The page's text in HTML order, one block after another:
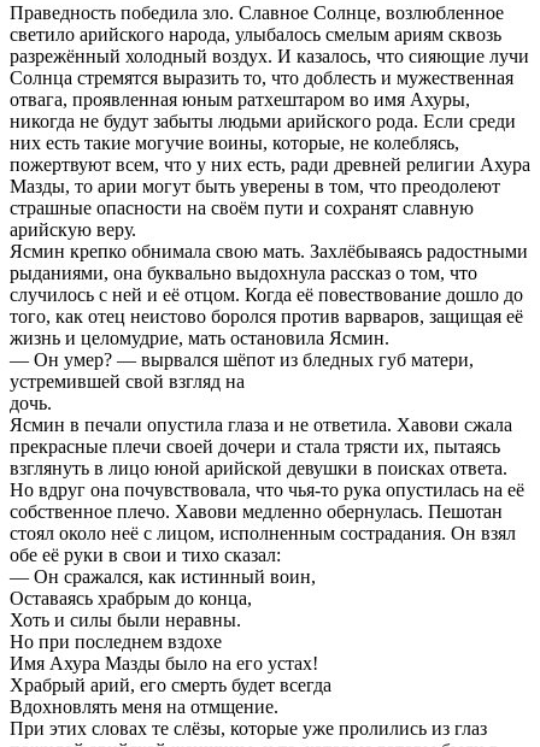
Праведность победила зло. Славное Солнце, возлюбленное
светило арийского народа, улыбалось смелым ариям сквозь
разрежённый холодный воздух. И казалось, что сияющие лучи
Солнца стремятся выразить то, что доблесть и мужественная
отвага, проявленная юным ратхештаром во имя Ахуры,
никогда не будут забыты людьми арийского рода. Если среди
них есть такие могучие воины, которые, не колеблясь,
пожертвуют всем, что у них есть, ради древней религии Ахура
Мазды, то арии могут быть уверены в том, что преодолеют
страшные опасности на своём пути и сохранят славную
арийскую веру.
Ясмин крепко обнимала свою мать. Захлёбываясь радостными
рыданиями, она буквально выдохнула рассказ о том, что
случилось с ней и её отцом. Когда её повествование дошло до
того, как отец неистово боролся против варваров, защищая её
жизнь и целомудрие, мать остановила Ясмин.
— Он умер? — вырвался шёпот из бледных губ матери,
устремившей свой взгляд на
дочь.
Ясмин в печали опустила глаза и не ответила. Хавови сжала
прекрасные плечи своей дочери и стала трясти их, пытаясь
взглянуть в лицо юной арийской девушки в поисках ответа.
Но вдруг она почувствовала, что чья-то рука опустилась на её
собственное плечо. Хавови медленно обернулась. Пешотан
стоял около неё с лицом, исполненным сострадания. Он взял
обе её руки в свои и тихо сказал:
— Он сражался, как истинный воин,
Оставаясь храбрым до конца,
Хоть и силы были неравны.
Но при последнем вздохе
Имя Ахура Мазды было на его устах!
Храбрый арий, его смерть будет всегда
Вдохновлять меня на отмщение.
При этих словах те слёзы, которые уже пролились из глаз